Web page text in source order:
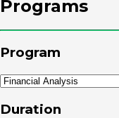
Programs
Program
Duration